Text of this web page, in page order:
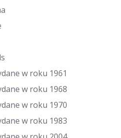
w roku 1961
w roku 1968
w roku 1970
w roku 1983